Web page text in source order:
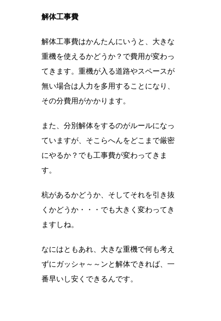
解体工事費
解体工事費はかんたんにいうと、大きな
重機を使えるかどうか？で費用が変わっ
てきます。重機が入る道路やスペースが
無い場合は人力を多用することになり、
その分費用がかかります。
また、分別解体をするのがルールになっ
ていますが、そこらへんをどこまで厳密
にやるか？でも工事費が変わってきま
す。
杭があるかどうか、そしてそれを引き抜
くかどうか・・・でも大きく変わってき
ますしね。
なにはともあれ、大きな重機で何も考え
ずにガッシャ～～ンと解体できれば、一
番早いし安くできるんです。